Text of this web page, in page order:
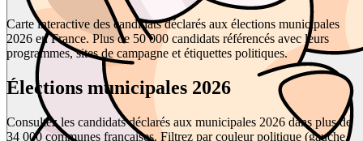
Carte interactive des candidats déclarés aux élections municipales
2026 en France. Plus de 50 000 candidats référencés avec leurs
programmes, sites de campagne et étiquettes politiques.
Élections municipales 2026
Consultez les candidats déclarés aux municipales 2026 dans plus de
34 000 communes françaises. Filtrez par couleur politique (gauche,